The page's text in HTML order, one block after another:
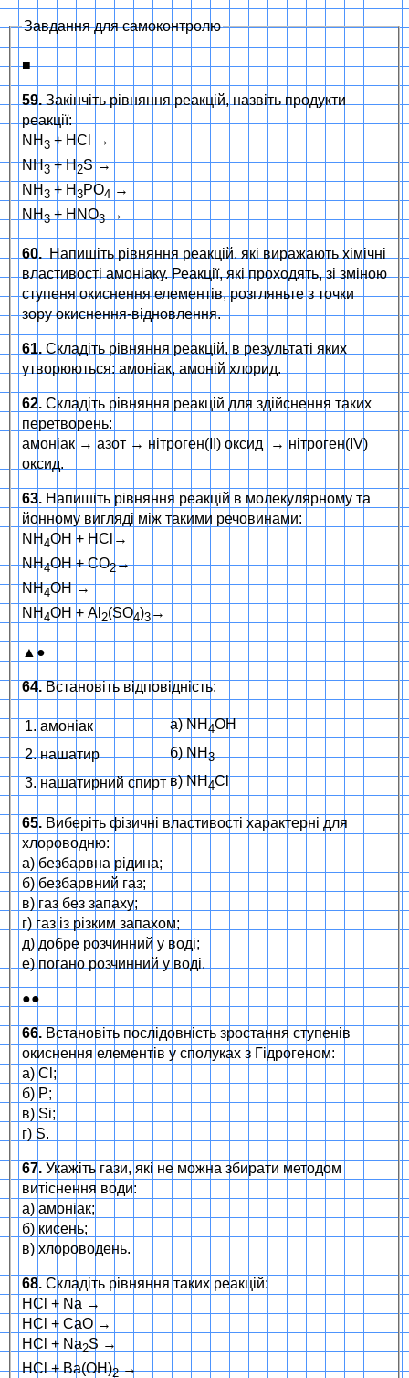
Завдання для самоконтролю
■
59. Закінчіть рівняння реакцій, назвіть продукти
реакції:
NH3+ HCl →
NH3+ H2S →
NH 3 + H 3PO4 →
NH 3 + HNO3 →
60. Напишіть рівняння реакцій, які виражають хімічні
властивості амоніаку. Реакції, які проходять, зі зміною
ступеня окиснення елементів, розгляньте з точки
зору окиснення-відновлення.
61. Складіть рівняння реакцій, в результаті яких
утворюються: амоніак, амоній хлорид.
62. Складіть рівняння реакцій для здійснення таких
перетворень:
амоніак → азот → нітроген(ІІ) оксид → нітроген(IV)
оксид.
63. Напишіть рівняння реакцій в молекулярному та
йонному вигляді між такими речовинами:
NH 4OH + HCl→
NH4OH + CO2→
NH4OH →
NH 4OH + Al 2(SO4)3 →
▲●
64. Встановіть відповідність:
1. амоніак а) NH4OH
2. нашатир
б) NH 3
3. нашатирний спирт в) NH4Cl
65. Виберіть фізичні властивості характерні для
хлороводню:
а) безбарвна рідина;
б) безбарвний газ;
в) газ без запаху;
г) газ із різким запахом;
д) добре розчинний у воді;
е) погано розчинний у воді.
●●
66. Встановіть послідовність зростання ступенів
окиснення елементів у сполуках з Гідрогеном:
а) Cl;
б) P;
в) Si;
г) S.
67. Укажіть гази, які не можна збирати методом
витіснення води:
а) амоніак;
б) кисень;
в) хлороводень.
68. Складіть рівняння таких реакцій:
HCl + Na →
HCl + CaO →
HCl + Na2S →
HCl + Ba(OH)2→